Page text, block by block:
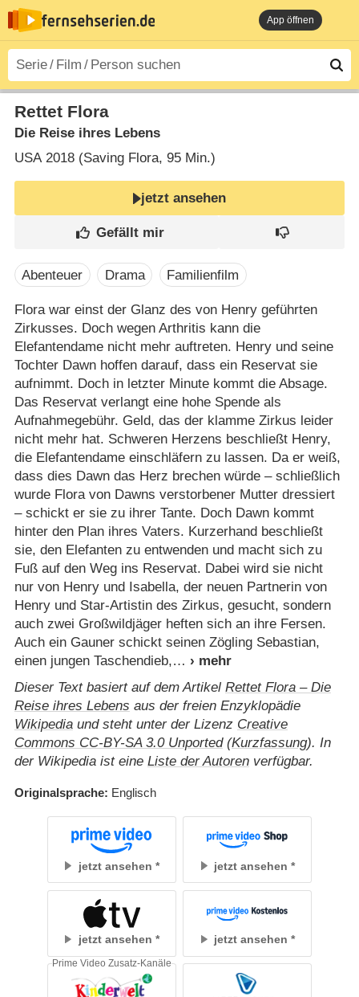
App öffnen
Rettet Flora
Die Reise ihres Lebens
USA2018 (Saving Flora‎, 95 Min.)
jetzt ansehen
Abenteuer Drama Familienfilm
Flora war einst der Glanz des von Henry geführten
Zirkusses. Doch wegen Arthritis kann die
Elefantendame nicht mehr auftreten. Henry und seine
Tochter Dawn hoffen darauf, dass ein Reservat sie
aufnimmt. Doch in letzter Minute kommt die Absage.
Das Reservat verlangt eine hohe Spende als
Aufnahmegebühr. Geld, das der klamme Zirkus leider
nicht mehr hat. Schweren Herzens beschließt Henry,
die Elefantendame einschläfern zu lassen. Da er weiß,
dass dies Dawn das Herz brechen würde – schließlich
wurde Flora von Dawns verstorbener Mutter dressiert
– schickt er sie zu ihrer Tante. Doch Dawn kommt
hinter den Plan ihres Vaters. Kurzerhand beschließt
sie, den Elefanten zu entwenden und macht sich zu
Fuß auf den Weg ins Reservat. Dabei wird sie nicht
nur von Henry und Isabella, der neuen Partnerin von
Henry und Star-Artistin des Zirkus, gesucht, sondern
auch zwei Großwildjäger heften sich an ihre Fersen.
Auch ein Gauner schickt seinen Zögling Sebastian,
einen jungen Taschendieb,
Dieser Text basiert auf dem Artikel Rettet Flora – Die
Reise ihres Lebens aus der freien Enzyklopädie
Wikipediaund steht unter der Lizenz Creative
Commons CC-BY-SA 3.0 Unported(Kurzfassung). In
der Wikipedia ist eine Liste der Autorenverfügbar.
Originalsprache Englisch
jetzt ansehen jetzt ansehen
jetzt ansehen jetzt ansehen
Prime Video Zusatz-Kanäle